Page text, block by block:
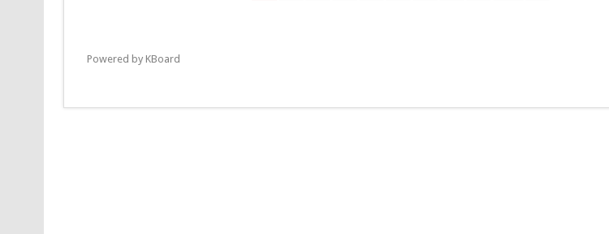
Powered by KBoard